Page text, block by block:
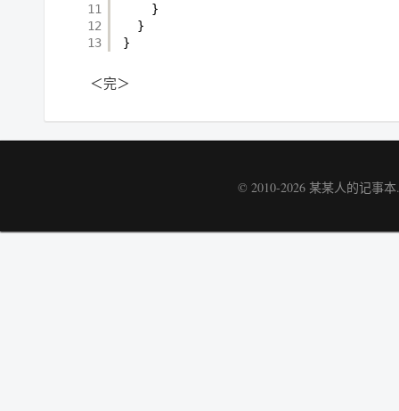
11
12
13
}
}
}
＜完＞
© 2010-2026 某某人的记事本